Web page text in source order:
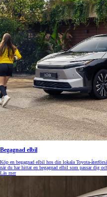
Begagnad elbil
Köp en begagnad elbil hos din lokala Toyota-
när du har hittat en begagnad elbil som passar dig
Läs mer